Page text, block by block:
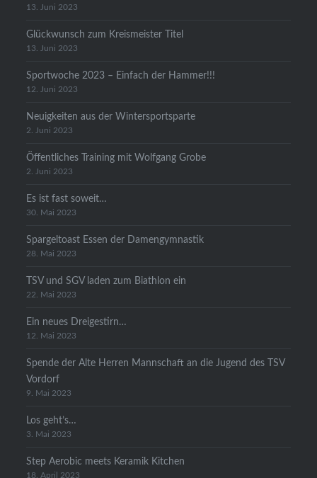
13. Juni 2023
Glückwunsch zum Kreismeister Titel
13. Juni 2023
Sportwoche 2023 – Einfach der Hammer!!!
12. Juni 2023
Neuigkeiten aus der Wintersportsparte
2. Juni 2023
Öffentliches Training mit Wolfgang Grobe
2. Juni 2023
Es ist fast soweit…
30. Mai 2023
Spargeltoast Essen der Damengymnastik
28. Mai 2023
TSV und SGV laden zum Biathlon ein
22. Mai 2023
Ein neues Dreigestirn…
12. Mai 2023
Spende der Alte Herren Mannschaft an die Jugend des TSV
Vordorf
9. Mai 2023
Los geht’s…
3. Mai 2023
Step Aerobic meets Keramik Kitchen
18. April 2023